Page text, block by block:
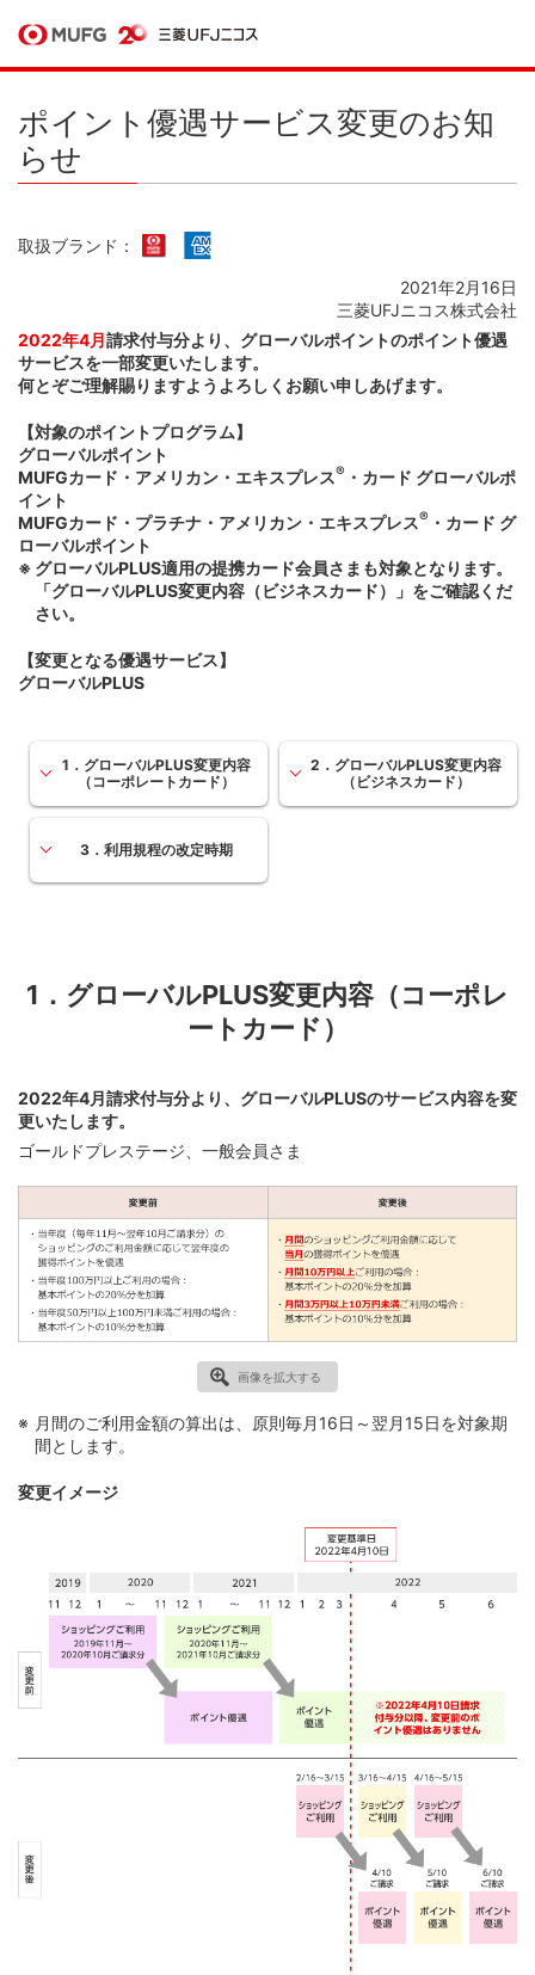
ポイント優遇サービス変更のお知
らせ
取扱ブランド：
2021年2月16日
三菱UFJニコス株式会社
2022年4月請求付与分より、グローバルポイントのポイント優遇
サービスを一部変更いたします。
何とぞご理解賜りますようよろしくお願い申しあげます。
【対象のポイントプログラム】
グローバルポイント
MUFGカード・アメリカン・エキスプレス® ・カード グローバルポ
イント
MUFGカード・プラチナ・アメリカン・エキスプレス® ・カード グ
ローバルポイント
グローバルPLUS適用の提携カード会員さまも対象となります。
「グローバルPLUS変更内容（ビジネスカード）」をご確認くだ
さい。
【変更となる優遇サービス】
グローバルPLUS
1．グローバルPLUS変更内容
（コーポレートカード）
2．グローバルPLUS変更内容
（ビジネスカード）
3．利用規程の改定時期
1．グローバルPLUS変更内容（コーポレ
ートカード）
2022年4月請求付与分より、グローバルPLUSのサービス内容を変
更いたします。
ゴールドプレステージ、一般会員さま
画像を拡大する
月間のご利用金額の算出は、原則毎月16日～翌月15日を対象期
間とします。
変更イメージ